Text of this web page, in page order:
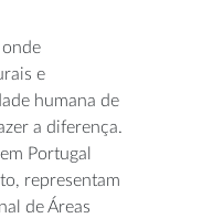
onde
e
humana de
a diferença.
Portugal
representam
de Áreas